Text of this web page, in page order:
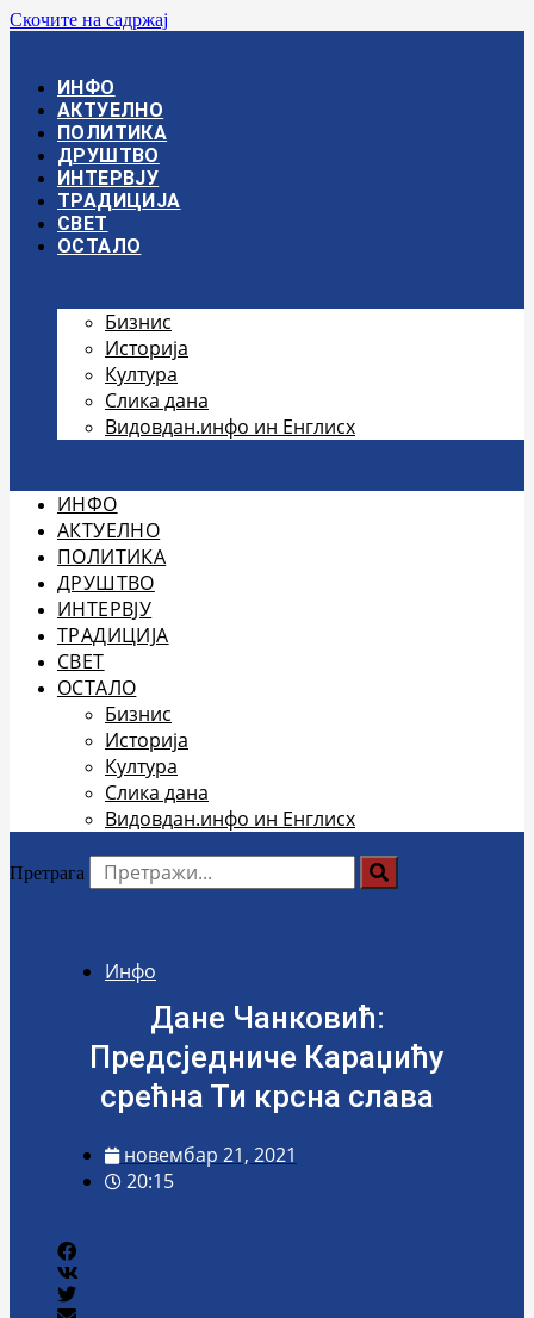
Скочите на садржај
ИНФО
АКТУЕЛНО
ПОЛИТИКА
ДРУШТВО
ИНТЕРВЈУ
ТРАДИЦИЈА
СВЕТ
ОСТАЛО
Бизнис
Историја
Култура
Слика дана
Видовдан.инфо ин Енглисх
ИНФО
АКТУЕЛНО
ПОЛИТИКА
ДРУШТВО
ИНТЕРВЈУ
ТРАДИЦИЈА
СВЕТ
ОСТАЛО
Бизнис
Историја
Култура
Слика дана
Видовдан.инфо ин Енглисх
Претрага
Инфо
Дане Чанковић:
Предсједниче Караџићу
срећна Ти крсна слава
новембар 21, 2021
20:15